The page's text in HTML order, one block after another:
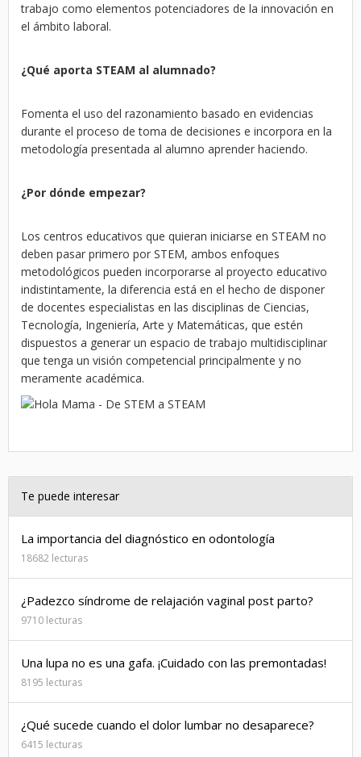
trabajo como elementos potenciadores de la innovación en
el ámbito laboral.
¿Qué aporta STEAM al alumnado?
Fomenta el uso del razonamiento basado en evidencias
durante el proceso de toma de decisiones e incorpora en la
metodología presentada al alumno aprender haciendo.
¿Por dónde empezar?
Los centros educativos que quieran iniciarse en STEAM no
deben pasar primero por STEM, ambos enfoques
metodológicos pueden incorporarse al proyecto educativo
indistintamente, la diferencia está en el hecho de disponer
de docentes especialistas en las disciplinas de Ciencias,
Tecnología, Ingeniería, Arte y Matemáticas, que estén
dispuestos a generar un espacio de trabajo multidisciplinar
que tenga un visión competencial principalmente y no
meramente académica.
Te puede interesar
La importancia del diagnóstico en odontología
18682 lecturas
¿Padezco síndrome de relajación vaginal post parto?
9710 lecturas
Una lupa no es una gafa. ¡Cuidado con las premontadas!
8195 lecturas
¿Qué sucede cuando el dolor lumbar no desaparece?
6415 lecturas